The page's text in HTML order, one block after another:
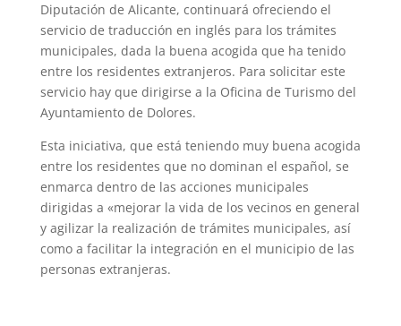
Diputación de Alicante, continuará ofreciendo el
servicio de traducción en inglés para los trámites
municipales, dada la buena acogida que ha tenido
entre los residentes extranjeros. Para solicitar este
servicio hay que dirigirse a la Oficina de Turismo del
Ayuntamiento de Dolores.
Esta iniciativa, que está teniendo muy buena acogida
entre los residentes que no dominan el español, se
enmarca dentro de las acciones municipales
dirigidas a «mejorar la vida de los vecinos en general
y agilizar la realización de trámites municipales, así
como a facilitar la integración en el municipio de las
personas extranjeras.